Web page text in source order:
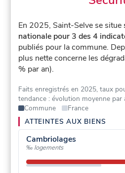
En 2025, Saint-Selve se situe
nationale pour 3 des 4
publiés pour la commune.
plus nette concerne les
% par an).
Faits enregistrés en 2025, taux
tendance : évolution moyenne par
Commune
France
ATTEINTES AUX BIENS
Cambriolages
‰ logements